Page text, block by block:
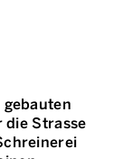
Strasse